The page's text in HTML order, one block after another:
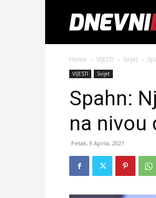
Home VIJESTI Svijet
VIJESTI Svijet
Spahn:
na nivou
Petak, 9 Aprila, 2021